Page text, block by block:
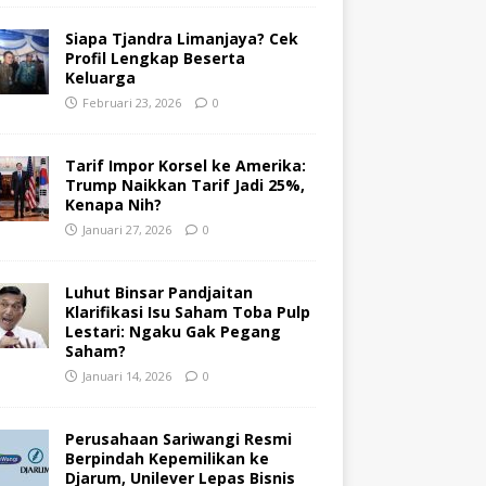
Siapa Tjandra Limanjaya? Cek
Profil Lengkap Beserta
Keluarga
Februari 23, 2026 0
Tarif Impor Korsel ke Amerika:
Trump Naikkan Tarif Jadi 25%,
Kenapa Nih?
Januari 27, 2026 0
Luhut Binsar Pandjaitan
Klarifikasi Isu Saham Toba Pulp
Lestari: Ngaku Gak Pegang
Saham?
Januari 14, 2026 0
Perusahaan Sariwangi Resmi
Berpindah Kepemilikan ke
Djarum, Unilever Lepas Bisnis